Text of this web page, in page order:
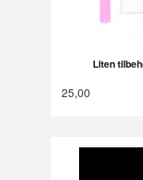
Liten
25,00